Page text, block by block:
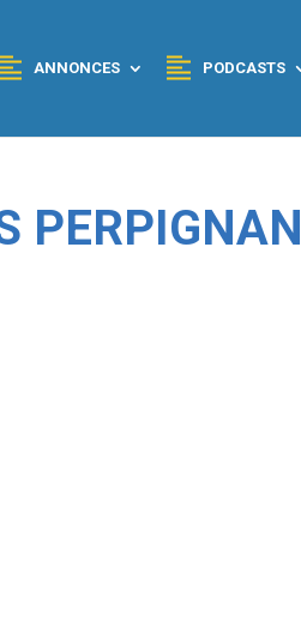
ANNONCES PODCASTS
PERPIGNAN